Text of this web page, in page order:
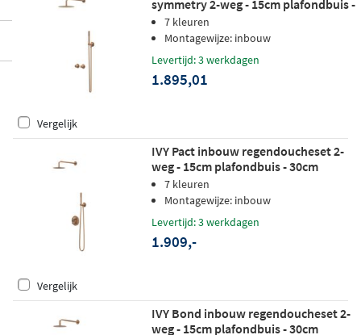
symmetry 2-weg - 15cm plafondbuis -
25cm medium hoofddouche -
wandhouder - staafhanddouche -
7 kleuren
Montagewijze: inbouw
Levertijd: 3 werkdagen
1.895,01
Vergelijk
IVY Pact inbouw regendoucheset 2-
weg - 15cm plafondbuis - 30cm
medium hoofddouche rond -
wandhouder - satin spray
pvd
7 kleuren
Montagewijze: inbouw
Levertijd: 3 werkdagen
1.909,-
Vergelijk
IVY Bond inbouw regendoucheset 2-
weg - 15cm plafondbuis - 30cm